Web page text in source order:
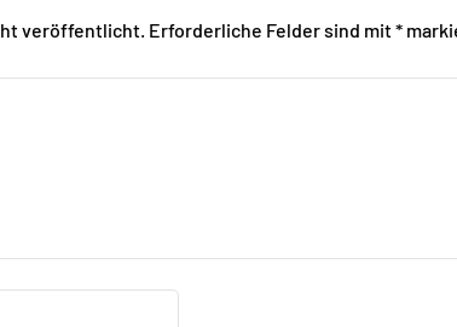
veröffentlicht. Erforderliche Felder sind mit*